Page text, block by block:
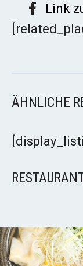
Link
ÄHNLICHE